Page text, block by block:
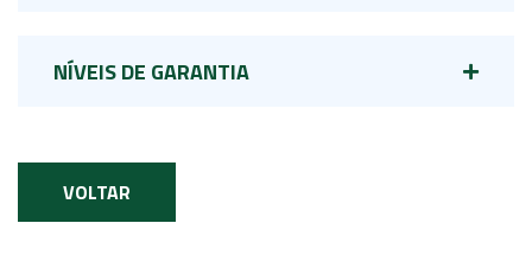
NÍVEIS DE GARANTIA
VOLTAR